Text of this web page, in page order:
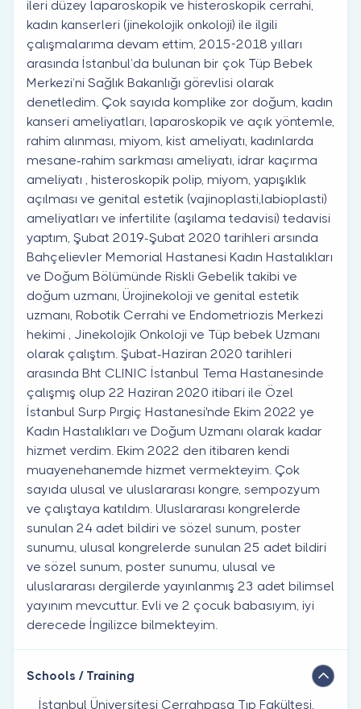
ileri düzey laparoskopik ve histeroskopik cerrahi,
kadın kanserleri (jinekolojik onkoloji) ile ilgili
çalışmalarıma devam ettim, 2015-2018 yılları
arasında İstanbul’da bulunan bir çok Tüp Bebek
Merkezi’ni Sağlık Bakanlığı görevlisi olarak
denetledim. Çok sayıda komplike zor doğum, kadın
kanseri ameliyatları, laparoskopik ve açık yöntemle,
rahim alınması, miyom, kist ameliyatı, kadınlarda
mesane-rahim sarkması ameliyatı, idrar kaçırma
ameliyatı , histeroskopik polip, miyom, yapışıklık
açılması ve genital estetik (vajinoplasti,labioplasti)
ameliyatları ve infertilite (aşılama tedavisi) tedavisi
yaptım, Şubat 2019-Şubat 2020 tarihleri arsında
Bahçelievler Memorial Hastanesi Kadın Hastalıkları
ve Doğum Bölümünde Riskli Gebelik takibi ve
doğum uzmanı, Ürojinekoloji ve genital estetik
uzmanı, Robotik Cerrahi ve Endometriozis Merkezi
hekimi , Jinekolojik Onkoloji ve Tüp bebek Uzmanı
olarak çalıştım. Şubat-Haziran 2020 tarihleri
arasında Bht CLINIC İstanbul Tema Hastanesinde
çalışmış olup 22 Haziran 2020 itibari ile Özel
İstanbul Surp Pırgiç Hastanesi'nde Ekim 2022 ye
Kadın Hastalıkları ve Doğum Uzmanı olarak kadar
hizmet verdim. Ekim 2022 den itibaren kendi
muayenehanemde hizmet vermekteyim. Çok
sayıda ulusal ve uluslararası kongre, sempozyum
ve çalıştaya katıldım. Uluslararası kongrelerde
sunulan 24 adet bildiri ve sözel sunum, poster
sunumu, ulusal kongrelerde sunulan 25 adet bildiri
ve sözel sunum, poster sunumu, ulusal ve
uluslararası dergilerde yayınlanmış 23 adet bilimsel
yayınım mevcuttur. Evli ve 2 çocuk babasıyım, iyi
derecede İngilizce bilmekteyim.
Schools / Training
İstanbul Üniversitesi Cerrahpaşa Tıp Fakültesi,